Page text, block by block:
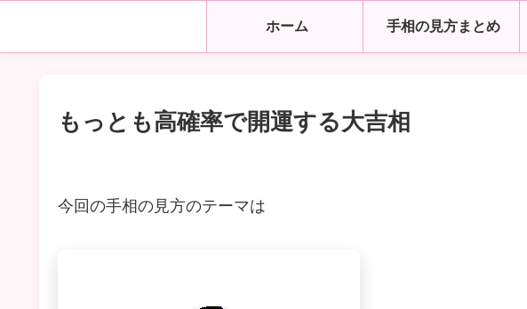
ホーム 手相の見方まとめ
もっとも高確率で開運する大吉相
今回の手相の見方のテーマは